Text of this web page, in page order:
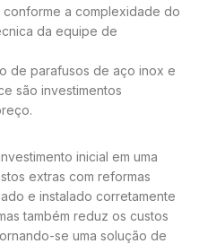
conforme a complexidade do
da equipe de
de parafusos de aço inox e
são investimentos
inicial em uma
extras com reformas
e instalado corretamente
também reduz os custos
se uma solução de